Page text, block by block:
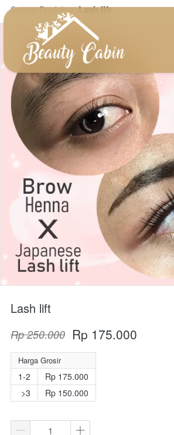
Semua Produk Lash lift
Lash lift
Rp 250.000 Rp 175.000
Harga Grosir
1-2
>3
Rp 175.000
Rp 150.000